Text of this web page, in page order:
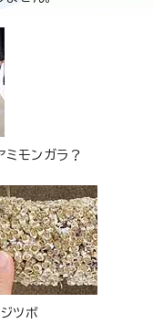
ミモンガラ？
ツボ